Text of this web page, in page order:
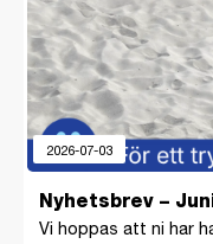
2026-07-03
Nyhetsbrev –
Vi hoppas att ni har